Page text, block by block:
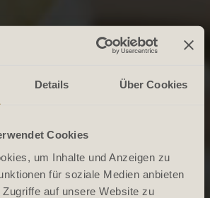
Details Über Cookies
Cookies
um Inhalte und Anzeigen zu
für soziale Medien anbieten
auf unsere Website zu